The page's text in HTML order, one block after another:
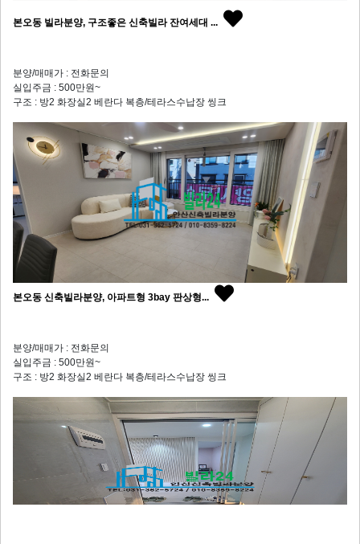
본오동 빌라분양, 구조좋은 신축빌라 잔여세대 ...
분양/매매가 : 전화문의
실입주금 : 500만원~
구조 : 방2 화장실2 베란다 복층/테라스수납장 씽크
본오동 신축빌라분양, 아파트형 3bay 판상형...
분양/매매가 : 전화문의
실입주금 : 500만원~
구조 : 방2 화장실2 베란다 복층/테라스수납장 씽크